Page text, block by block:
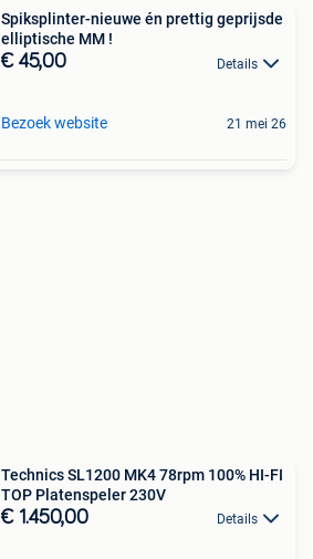
Spiksplinter-nieuwe én prettig geprijsde
elliptische MM !
€ 45,00 Details
Bezoek website 21 mei 26
Technics SL1200 MK4 78rpm 100% HI-FI
TOP Platenspeler 230V
€ 1.450,00 Details